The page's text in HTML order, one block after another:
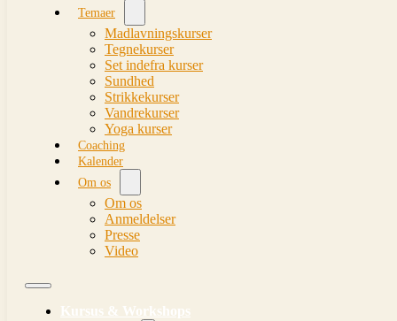
Temaer
Madlavningskurser
Tegnekurser
Set indefra kurser
Sundhed
Strikkekurser
Vandrekurser
Yoga kurser
Coaching
Kalender
Om os
Om os
Anmeldelser
Presse
Video
Kursus & Workshops